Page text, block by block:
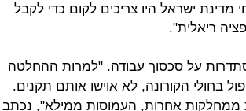
מדינת ישראל היו צריכים לקום כדי לקבל
ריאלית".
על סכסוך עבודה. "למרות ההחלטה
בחולי הקורונה, לא אוישו אותם תקנים.
ממחלקות אחרות, העמוסות ממילא", נכתב